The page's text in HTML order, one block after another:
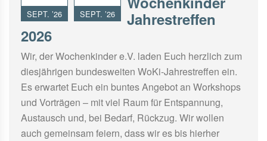
SEPT. ’26 SEPT. ’26
Jahrestreffen
2026
Wir, der Wochenkinder e.V. laden Euch herzlich zum
diesjährigen bundesweiten WoKi-Jahrestreffen ein.
Es erwartet Euch ein buntes Angebot an Workshops
und Vorträgen – mit viel Raum für Entspannung,
Austausch und, bei Bedarf, Rückzug. Wir wollen
auch gemeinsam feiern, dass wir es bis hierher